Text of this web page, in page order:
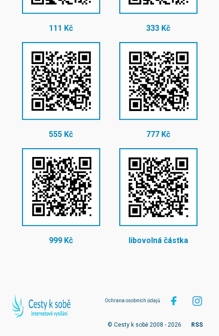
111 Kč 333 Kč
555 Kč 777 Kč
999 Kč libovolná částka
Ochrana osobních údajů
© Cesty k sobě 2008 - 2026 RSS